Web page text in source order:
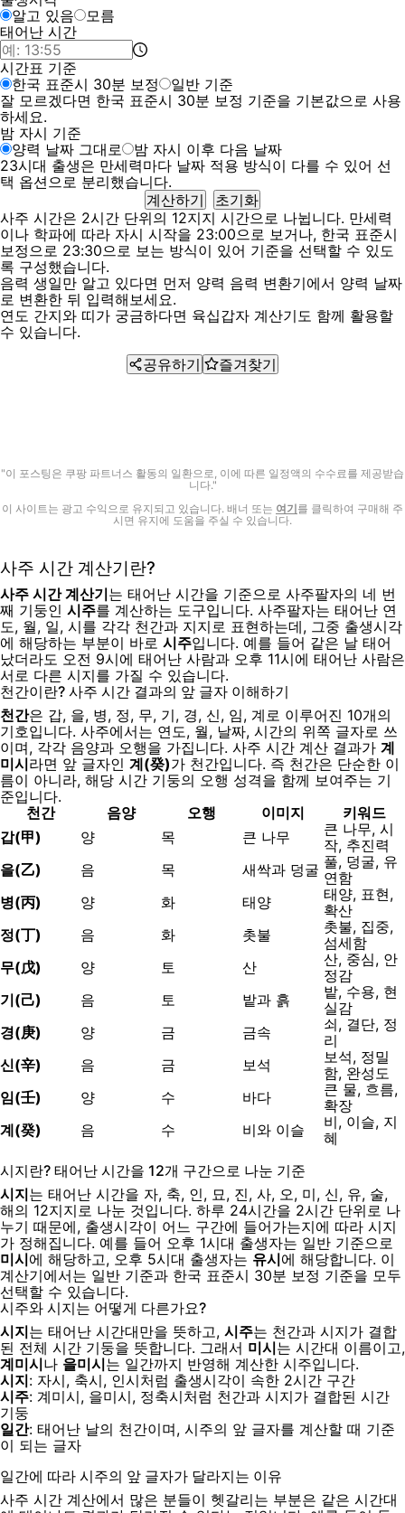
알고 있음
모름
태어난 시간
시간표 기준
한국 표준시 30분 보정
일반 기준
잘 모르겠다면 한국 표준시 30분 보정 기준을 기본값으로 사용
하세요.
밤 자시 기준
양력 날짜 그대로
밤 자시 이후 다음 날짜
23시대 출생은 만세력마다 날짜 적용 방식이 다를 수 있어 선
택 옵션으로 분리했습니다.
계산하기
초기화
사주 시간은 2시간 단위의 12지지 시간으로 나뉩니다. 만세력
이나 학파에 따라 자시 시작을 23:00으로 보거나, 한국 표준시
보정으로 23:30으로 보는 방식이 있어 기준을 선택할 수 있도
록 구성했습니다.
음력 생일만 알고 있다면 먼저 양력 음력 변환기에서 양력 날짜
로 변환한 뒤 입력해보세요.
연도 간지와 띠가 궁금하다면 육십갑자 계산기도 함께 활용할
수 있습니다.
공유하기
즐겨찾기
"이 포스팅은 쿠팡 파트너스 활동의 일환으로, 이에 따른 일정액의 수수료를 제공받습
니다."
이 사이트는 광고 수익으로 유지되고 있습니다. 배너 또는 여기를 클릭하여 구매해 주
시면 유지에 도움을 주실 수 있습니다.
사주 시간 계산기란?
사주 시간 계산기는 태어난 시간을 기준으로 사주팔자의 네 번
째 기둥인 시주를 계산하는 도구입니다. 사주팔자는 태어난 연
도, 월, 일, 시를 각각 천간과 지지로 표현하는데, 그중 출생시각
에 해당하는 부분이 바로 시주입니다. 예를 들어 같은 날 태어
났더라도 오전 9시에 태어난 사람과 오후 11시에 태어난 사람은
서로 다른 시지를 가질 수 있습니다.
천간이란? 사주 시간 결과의 앞 글자 이해하기
천간은 갑, 을, 병, 정, 무, 기, 경, 신, 임, 계로 이루어진 10개의
기호입니다. 사주에서는 연도, 월, 날짜, 시간의 위쪽 글자로 쓰
이며, 각각 음양과 오행을 가집니다. 사주 시간 계산 결과가 계
미시라면 앞 글자인 계(癸)가 천간입니다. 즉 천간은 단순한 이
름이 아니라, 해당 시간 기둥의 오행 성격을 함께 보여주는 기
준입니다.
천간
음양 오행 이미지
키워드
갑(甲)
양 목 큰 나무
큰 나무, 시
작, 추진력
을(乙)
음 목 새싹과 덩굴 풀, 덩굴, 유
연함
병(丙)
양 화 태양
태양, 표현,
확산
정(丁)
음 화 촛불
촛불, 집중,
섬세함
무(戊)
양 토 산
산, 중심, 안
정감
기(己)
음 토 밭과 흙
밭, 수용, 현
실감
경(庚)
양 금 금속
쇠, 결단, 정
리
신(辛)
음 금 보석
보석, 정밀
함, 완성도
임(壬)
양 수 바다
큰 물, 흐름,
확장
계(癸)
음 수 비와 이슬
비, 이슬, 지
혜
시지란? 태어난 시간을 12개 구간으로 나눈 기준
시지는 태어난 시간을 자, 축, 인, 묘, 진, 사, 오, 미, 신, 유, 술,
해의 12지지로 나눈 것입니다. 하루 24시간을 2시간 단위로 나
누기 때문에, 출생시각이 어느 구간에 들어가는지에 따라 시지
가 정해집니다. 예를 들어 오후 1시대 출생자는 일반 기준으로
미시에 해당하고, 오후 5시대 출생자는 유시에 해당합니다. 이
계산기에서는 일반 기준과 한국 표준시 30분 보정 기준을 모두
선택할 수 있습니다.
시주와 시지는 어떻게 다른가요?
시지는 태어난 시간대만을 뜻하고, 시주는 천간과 시지가 결합
된 전체 시간 기둥을 뜻합니다. 그래서 미시는 시간대 이름이고,
계미시나 을미시는 일간까지 반영해 계산한 시주입니다.
시지: 자시, 축시, 인시처럼 출생시각이 속한 2시간 구간
시주: 계미시, 을미시, 정축시처럼 천간과 시지가 결합된 시간
기둥
일간: 태어난 날의 천간이며, 시주의 앞 글자를 계산할 때 기준
이 되는 글자
일간에 따라 시주의 앞 글자가 달라지는 이유
사주 시간 계산에서 많은 분들이 헷갈리는 부분은 같은 시간대